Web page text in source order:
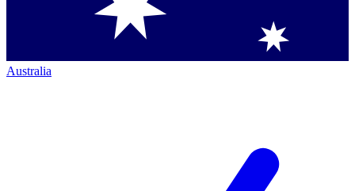
Australia